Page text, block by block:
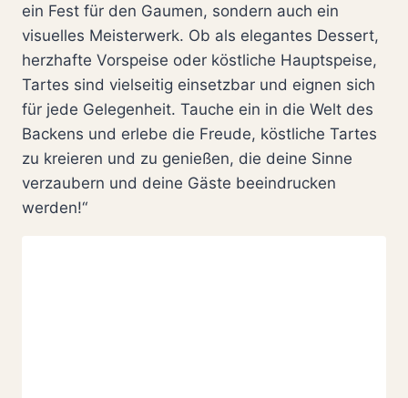
ein Fest für den Gaumen, sondern auch ein
visuelles Meisterwerk. Ob als elegantes Dessert,
herzhafte Vorspeise oder köstliche Hauptspeise,
Tartes sind vielseitig einsetzbar und eignen sich
für jede Gelegenheit. Tauche ein in die Welt des
Backens und erlebe die Freude, köstliche Tartes
zu kreieren und zu genießen, die deine Sinne
verzaubern und deine Gäste beeindrucken
werden!“